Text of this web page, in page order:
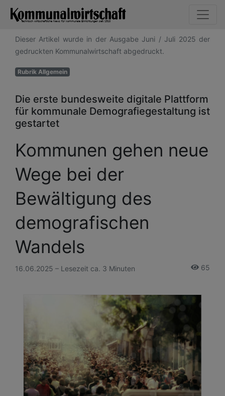
Dieser Artikel wurde in der Ausgabe Juni / Juli 2025 der
gedruckten Kommunalwirtschaft abgedruckt.
Rubrik Allgemein
Die erste bundesweite digitale Plattform
für kommunale Demografiegestaltung ist
gestartet
Kommunen gehen neue
Wege bei der
Bewältigung des
demografischen
Wandels
16.06.2025 – Lesezeit ca. 3 Minuten 65